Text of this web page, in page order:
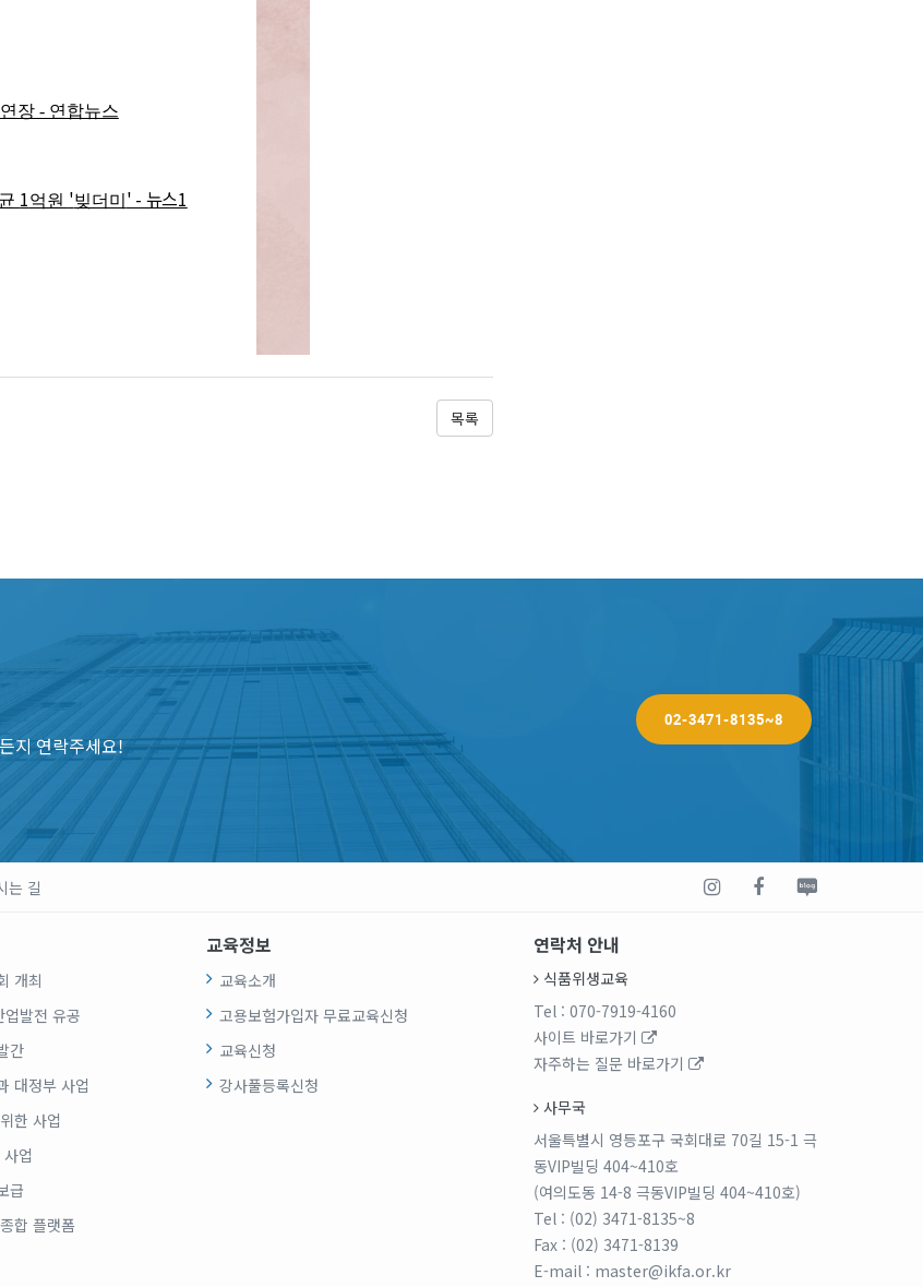
장 - 연합뉴스
1억원 '빚더미 ' - 뉴스1
목록
지 연락주세요!
02-3471-8135~8
는 길
개최
발전 유공
간
대정부 사업
한 사업
업
급
합 플랫폼
교육정보
교육소개
고용보험가입자 무료교육신청
교육신청
강사풀등록신청
연락처 안내
식품위생교육
Tel : 070-7919-4160
사이트 바로가기
자주하는 질문 바로가기
사무국
서울특별시 영등포구 국회대로 70길 15-1 극
동VIP빌딩 404~410호
(여의도동 14-8 극동VIP빌딩 404~410호)
Tel : (02) 3471-8135~8
Fax : (02) 3471-8139
E-mail : master@ikfa.or.kr